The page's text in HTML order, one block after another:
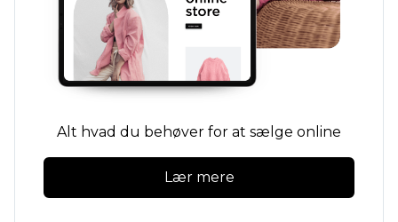
Alt hvad du behøver for at sælge online
Lær mere